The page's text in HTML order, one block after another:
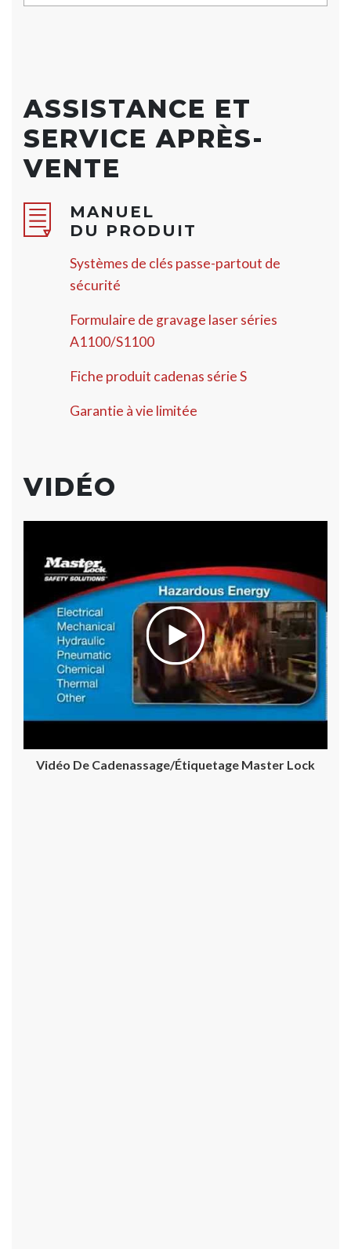
ASSISTANCE ET
SERVICE APRÈS-
VENTE
MANUEL
DU PRODUIT
Systèmes de clés passe-partout de
sécurité
Formulaire de gravage laser séries
A1100/S1100
Fiche produit cadenas série S
Garantie à vie limitée
VIDÉO
Vidéo De Cadenassage/étiquetage Master Lock